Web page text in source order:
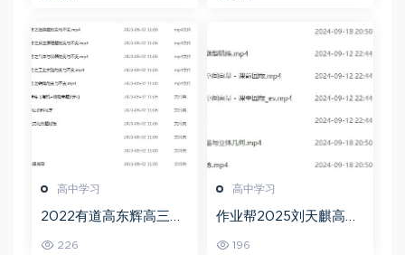
高中学习
2022有道高东辉高三化
226
高中学习
作业帮2025刘天麒高二
196